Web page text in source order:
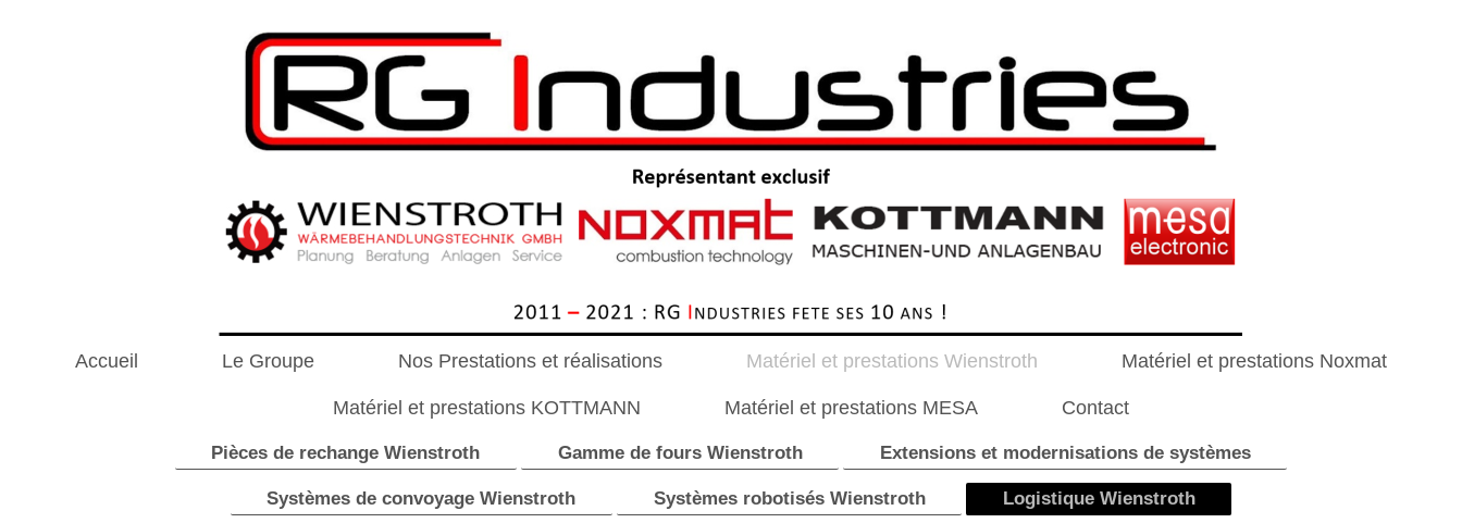
Accueil Le Groupe Nos Prestations et réalisations Matériel et prestations Wienstroth Matériel et prestations Noxmat
Matériel et prestations KOTTMANN Matériel et prestations MESA Contact
Pièces de rechange Wienstroth Gamme de fours Wienstroth Extensions et modernisations de systèmes
Systèmes de convoyage Wienstroth Systèmes robotisés Wienstroth Logistique Wienstroth